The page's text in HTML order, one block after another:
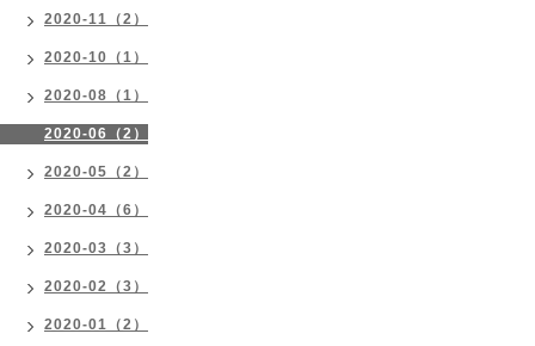
2020-11（2）
2020-10（1）
2020-08（1）
2020-06（2）
2020-05（2）
2020-04（6）
2020-03（3）
2020-02（3）
2020-01（2）